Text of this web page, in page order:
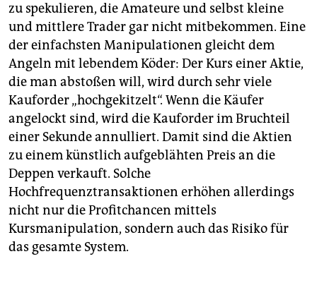
zu spekulieren, die Amateure und selbst kleine
und mittlere Trader gar nicht mitbekommen. Eine
der einfachsten Manipulationen gleicht dem
Angeln mit lebendem Köder: Der Kurs einer Aktie,
die man abstoßen will, wird durch sehr viele
Kauforder „hochgekitzelt“. Wenn die Käufer
angelockt sind, wird die Kauforder im Bruchteil
einer Sekunde annulliert. Damit sind die Aktien
zu einem künstlich aufgeblähten Preis an die
Deppen verkauft. Solche
Hochfrequenztransaktionen erhöhen allerdings
nicht nur die Profitchancen mittels
Kursmanipulation, sondern auch das Risiko für
das gesamte System.